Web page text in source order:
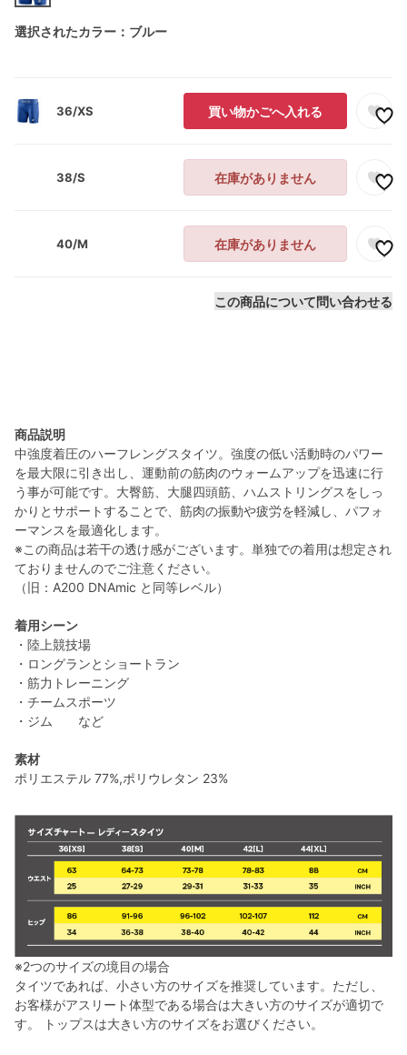
選択されたカラー：ブルー
36/XS 買い物かごへ入れる
38/S 在庫がありません
40/M 在庫がありません
この商品について問い合わせる
商品説明
中強度着圧のハーフレングスタイツ。強度の低い活動時のパワー
を最大限に引き出し、運動前の筋肉のウォームアップを迅速に行
う事が可能です。大臀筋、大腿四頭筋、ハムストリングスをしっ
かりとサポートすることで、筋肉の振動や疲労を軽減し、パフォ
ーマンスを最適化します。
※この商品は若干の透け感がございます。単独での着用は想定され
ておりませんのでご注意ください。
（旧：A200 DNAmic と同等レベル）
着用シーン
・陸上競技場
・ロングランとショートラン
・筋力トレーニング
・チームスポーツ
・ジム など
素材
ポリエステル 77%,ポリウレタン 23%
※2つのサイズの境目の場合
タイツであれば、小さい方のサイズを推奨しています。ただし、
お客様がアスリート体型である場合は大きい方のサイズが適切で
す。 トップスは大きい方のサイズをお選びください。